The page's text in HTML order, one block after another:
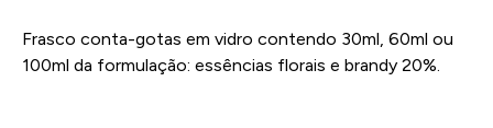
Frasco conta-gotas em vidro contendo 30ml, 60ml ou
100ml da formulação: essências florais e brandy 20%.